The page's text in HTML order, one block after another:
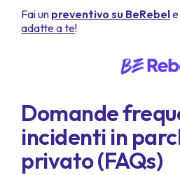
Fai un preventivo su BeRebel
adatte a te!
Domande
incidenti in
privato (FAQs)